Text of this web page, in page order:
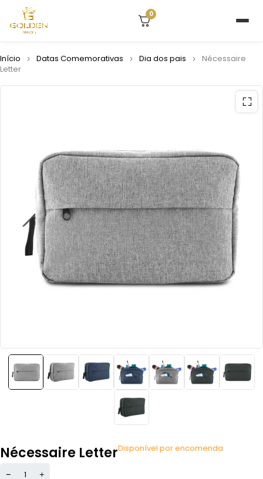
0
Início Datas Comemorativas Dia dos pais
Nécessaire
Letter
Nécessaire LetterDisponível por encomenda